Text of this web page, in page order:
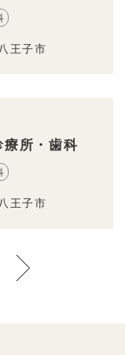
王子市
療所・歯科
王子市